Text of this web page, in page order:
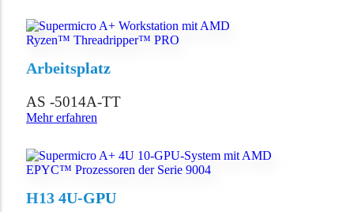
Arbeitsplatz
AS -5014A-TT
Mehr erfahren
H13 4U-GPU